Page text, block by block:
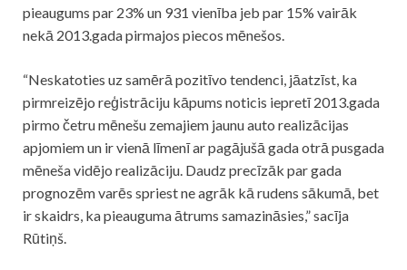
pieaugums par 23% un 931 vienība jeb par 15% vairāk
nekā 2013.gada pirmajos piecos mēnešos.
“Neskatoties uz samērā pozitīvo tendenci, jāatzīst, ka
pirmreizējo reģistrāciju kāpums noticis iepretī 2013.gada
pirmo četru mēnešu zemajiem jaunu auto realizācijas
apjomiem un ir vienā līmenī ar pagājušā gada otrā pusgada
mēneša vidējo realizāciju. Daudz precīzāk par gada
prognozēm varēs spriest ne agrāk kā rudens sākumā, bet
ir skaidrs, ka pieauguma ātrums samazināsies,” sacīja
Rūtiņš.